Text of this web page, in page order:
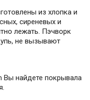
из хлопка и
сиреневых и
лежать. Пэчворк
не вызывают
Вы найдете покрывала